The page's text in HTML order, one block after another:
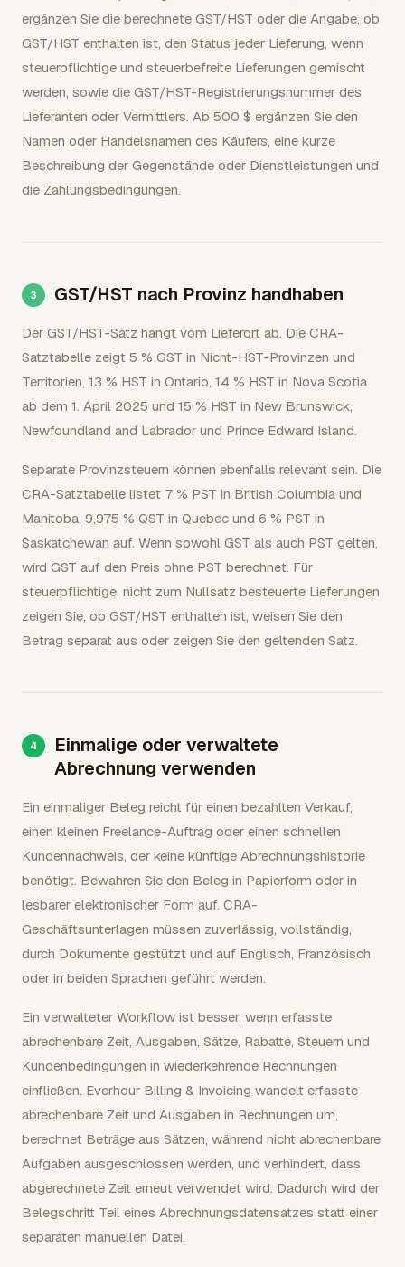
ergänzen Sie die berechnete GST/HST oder die Angabe, ob
GST/HST enthalten ist, den Status jeder Lieferung, wenn
steuerpflichtige und steuerbefreite Lieferungen gemischt
werden, sowie die GST/HST-Registrierungsnummer des
Lieferanten oder Vermittlers. Ab 500 $ ergänzen Sie den
Namen oder Handelsnamen des Käufers, eine kurze
Beschreibung der Gegenstände oder Dienstleistungen und
die Zahlungsbedingungen.
GST/HST nach Provinz handhaben
Der GST/HST-Satz hängt vom Lieferort ab. Die CRA-
Satztabelle zeigt 5 % GST in Nicht-HST-Provinzen und
Territorien, 13 % HST in Ontario, 14 % HST in Nova Scotia
ab dem 1. April 2025 und 15 % HST in New Brunswick,
Newfoundland and Labrador und Prince Edward Island.
Separate Provinzsteuern können ebenfalls relevant sein. Die
CRA-Satztabelle listet 7 % PST in British Columbia und
Manitoba, 9,975 % QST in Quebec und 6 % PST in
Saskatchewan auf. Wenn sowohl GST als auch PST gelten,
wird GST auf den Preis ohne PST berechnet. Für
steuerpflichtige, nicht zum Nullsatz besteuerte Lieferungen
zeigen Sie, ob GST/HST enthalten ist, weisen Sie den
Betrag separat aus oder zeigen Sie den geltenden Satz.
Einmalige oder verwaltete
Abrechnung verwenden
Ein einmaliger Beleg reicht für einen bezahlten Verkauf,
einen kleinen Freelance-Auftrag oder einen schnellen
Kundennachweis, der keine künftige Abrechnungshistorie
benötigt. Bewahren Sie den Beleg in Papierform oder in
lesbarer elektronischer Form auf. CRA-
Geschäftsunterlagen müssen zuverlässig, vollständig,
durch Dokumente gestützt und auf Englisch, Französisch
oder in beiden Sprachen geführt werden.
Ein verwalteter Workflow ist besser, wenn erfasste
abrechenbare Zeit, Ausgaben, Sätze, Rabatte, Steuern und
Kundenbedingungen in wiederkehrende Rechnungen
einfließen. Everhour Billing & Invoicing wandelt erfasste
abrechenbare Zeit und Ausgaben in Rechnungen um,
berechnet Beträge aus Sätzen, während nicht abrechenbare
Aufgaben ausgeschlossen werden, und verhindert, dass
abgerechnete Zeit erneut verwendet wird. Dadurch wird der
Belegschritt Teil eines Abrechnungsdatensatzes statt einer
separaten manuellen Datei.